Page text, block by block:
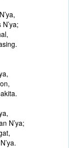
N’ya;